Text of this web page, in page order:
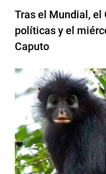
Tras el Mundial, el
políticas y el
Caputo